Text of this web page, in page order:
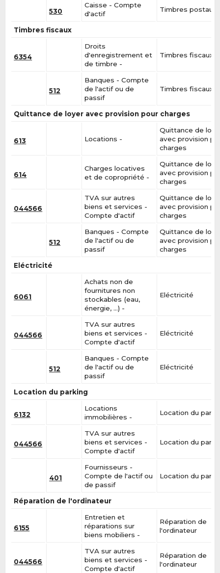
530
Caisse - Compte
d'actif
Timbres postaux
Timbres fiscaux
6354
Droits
d'enregistrement et
de timbre -
Timbres fiscaux
512
Banques - Compte
de l'actif ou de
passif
Timbres fiscaux
Quittance de loyer avec provision pour charges
613 Locations -
Quittance de
avec provision
charges
614
Charges locatives
et de copropriété -
Quittance de
avec provision
charges
044566
TVA sur autres
biens et services -
Compte d'actif
Quittance de
avec provision
charges
512
Banques - Compte
de l'actif ou de
passif
Quittance de
avec provision
charges
Eléctricité
6061
Achats non de
fournitures non
stockables (eau,
énergie, …) -
Eléctricité
044566
TVA sur autres
biens et services -
Compte d'actif
Eléctricité
512
Banques - Compte
de l'actif ou de
passif
Eléctricité
Location du parking
6132
Locations
immobilières -
Location du
044566
TVA sur autres
biens et services -
Compte d'actif
Location du
401
Fournisseurs -
Compte de l'actif ou
de passif
Location du
Réparation de l'ordinateur
6155
Entretien et
réparations sur
biens mobiliers -
Réparation de
l'ordinateur
044566
TVA sur autres
biens et services -
Compte d'actif
Réparation de
l'ordinateur